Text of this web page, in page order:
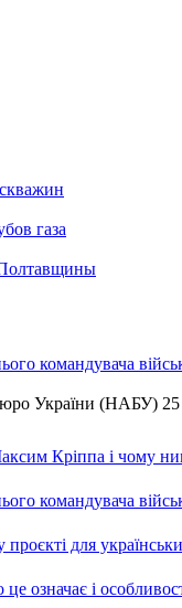
газа
Полтавщины
командувача
України (НАБУ)
Кріппа і чому
командувача
для
означає і